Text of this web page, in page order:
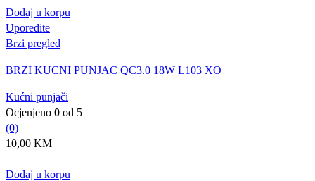
Dodaj u korpu
Uporedite
Brzi pregled
BRZI KUCNI PUNJAC QC3.0 18W L103 XO
Kućni punjači
Ocjenjeno 0 od 5
(0)
10,00 KM
Dodaj u korpu